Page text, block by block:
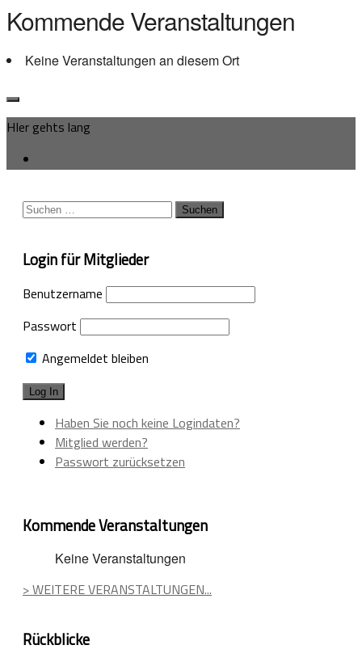
Kommende Veranstaltungen
Keine Veranstaltungen an diesem Ort
HIer gehts lang
Suchen
Login für Mitglieder
Benutzername
Passwort
Angemeldet bleiben
Haben Sie noch keine Logindaten?
Mitglied werden?
Passwort zurücksetzen
Kommende Veranstaltungen
Keine Veranstaltungen
> WEITERE VERANSTALTUNGEN...
Rückblicke